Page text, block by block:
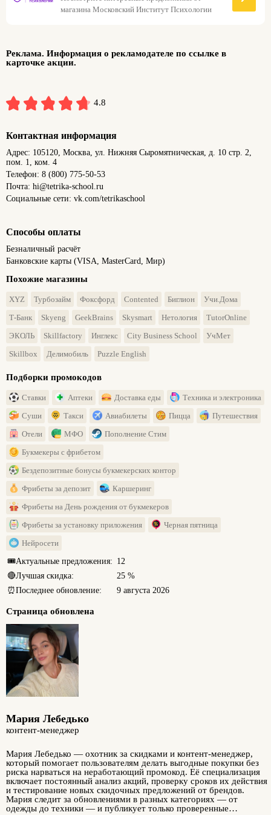
магазина Московский Институт Психологии
Реклама. Информация о рекламодателе по ссылке в
карточке акции.
4.8
Контактная информация
Адрес: 105120, Москва, ул. Нижняя Сыромятническая, д. 10 стр. 2,
пом. 1, ком. 4
Телефон: 8 (800) 775-50-53
Почта: hi@tetrika-school.ru
Социальные сети: vk.com/tetrikaschool
Способы оплаты
Безналичный расчёт
Банковские карты (VISA, MasterCard, Мир)
Похожие магазины
XYZ Турбозайм Фоксфорд Contented Биглион
Учи.Дома
Т-Банк
Skyeng GeekBrains Skysmart Нетология
TutorOnline
ЭКОЛЬ
Skillfactory Инглекс City Business School
УчМет
Skillbox
Делимобиль Puzzle English
Подборки промокодов
Ставки Аптеки Доставка еды
Техника и электроника
Суши
Такси Авиабилеты Пицца
Путешествия
Отели
МФО
Пополнение Стим
Букмекеры с фрибетом
Бездепозитные бонусы букмекерских контор
Фрибеты за депозит
Каршеринг
Фрибеты на День рождения от букмекеров
Фрибеты за установку приложения
Черная пятница
Нейросети
🎟️Актуальные предложения: 12
🔴Лучшая скидка:
25 %
⏰Последнее обновление: 9 августа 2026
Страница обновлена
Мария Лебедько
контент-менеджер
Мария Лебедько — охотник за скидками и контент-менеджер,
который помогает пользователям делать выгодные покупки без
риска нарваться на неработающий промокод. Её специализация
включает постоянный анализ акций, проверку сроков их действия
и тестирование новых скидочных предложений от брендов.
Мария следит за обновлениями в разных категориях — от
одежды до техники — и публикует только проверенные